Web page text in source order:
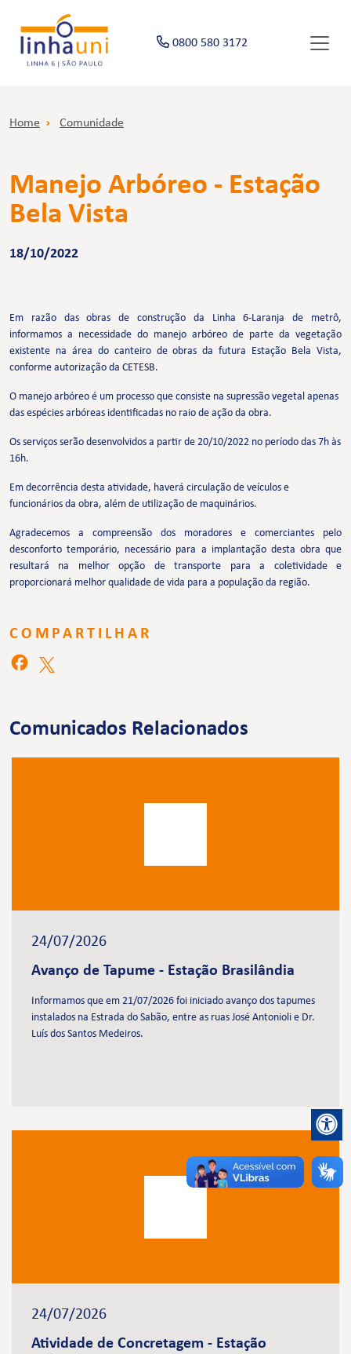
0800 580 3172
Home Comunidade
Manejo Arbóreo - Estação
Bela Vista
18/10/2022
Em razão das obras de construção da Linha 6-Laranja de metrô,
informamos a necessidade do manejo arbóreo de parte da vegetação
existente na área do canteiro de obras da futura Estação Bela Vista,
conforme autorização da CETESB.
O manejo arbóreo é um processo que consiste na supressão vegetal apenas
das espécies arbóreas identificadas no raio de ação da obra.
Os serviços serão desenvolvidos a partir de 20/10/2022 no período das 7h às
16h.
Em decorrência desta atividade, haverá circulação de veículos e
funcionários da obra, além de utilização de maquinários.
Agradecemos a compreensão dos moradores e comerciantes pelo
desconforto temporário, necessário para a implantação desta obra que
resultará na melhor opção de transporte para a coletividade e
proporcionará melhor qualidade de vida para a população da região.
COMPARTILHAR
Comunicados Relacionados
24/07/2026
Avanço de Tapume - Estação Brasilândia
Informamos que em 21/07/2026 foi iniciado avanço dos tapumes
instalados na Estrada do Sabão, entre as ruas José Antonioli e Dr.
Luís dos Santos Medeiros.
24/07/2026
Atividade de Concretagem - Estação